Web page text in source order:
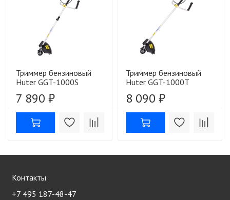
Триммер бензиновый
Huter GGT-1000S
7 890 ₽
Триммер бензиновый
Huter GGT-1000T
8 090 ₽
Контакты
+7 495 187-48-47